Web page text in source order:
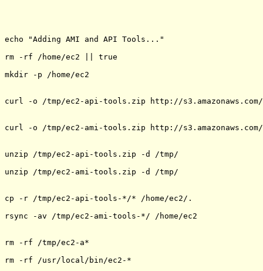
echo "Adding AMI and API Tools..."
rm -rf /home/ec2 || true
mkdir -p /home/ec2
curl -o /tmp/ec2-api-tools.zip http://
curl -o /tmp/ec2-ami-tools.zip http://
unzip /tmp/ec2-api-tools.zip -d /tmp/
unzip /tmp/ec2-ami-tools.zip -d /tmp/
cp -r /tmp/ec2-api-tools-*/* /home/ec2/.
rsync -av /tmp/ec2-ami-tools-*/ /home/ec2
rm -rf /tmp/ec2-a*
rm -rf /usr/local/bin/ec2-*